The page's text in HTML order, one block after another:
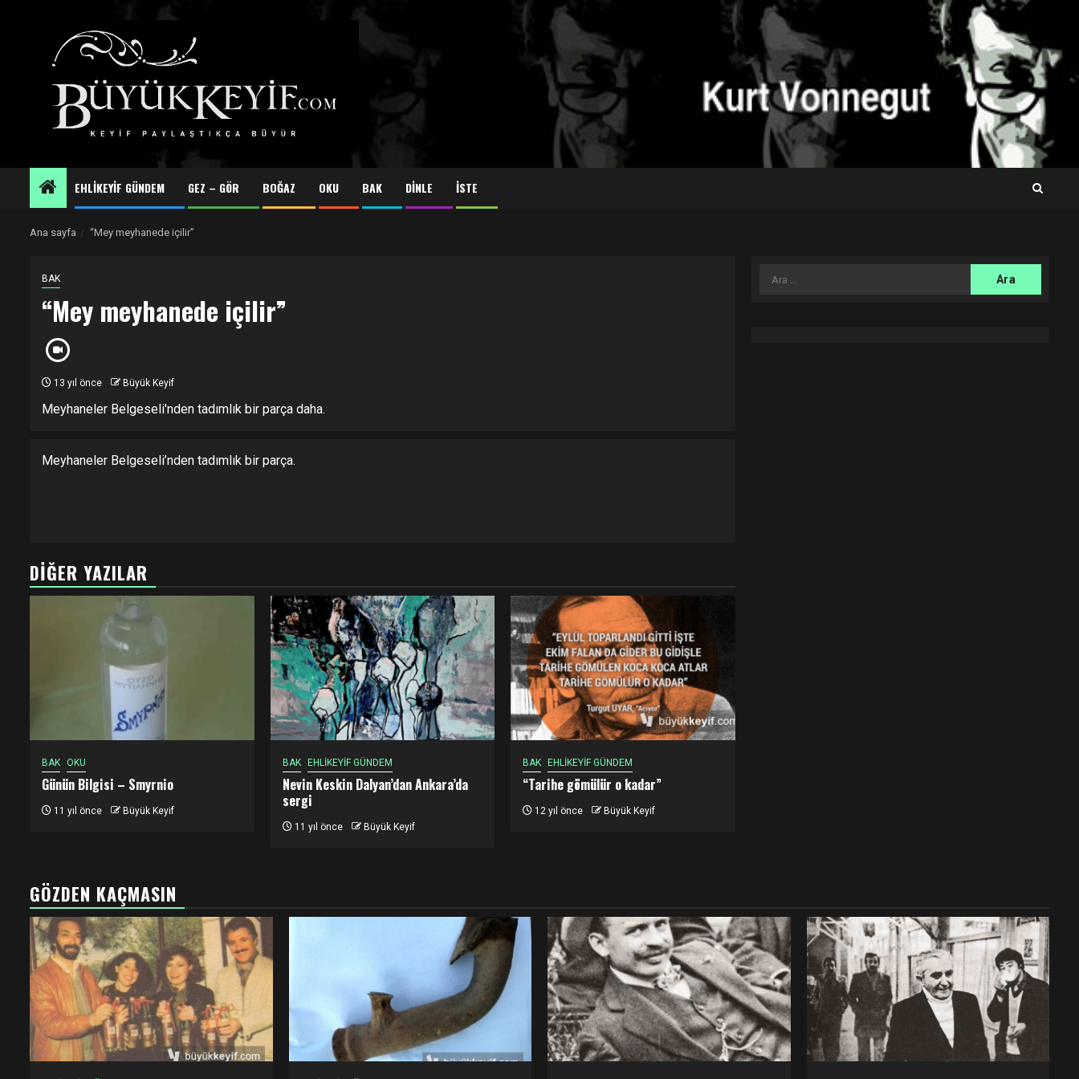
EHLİKEYİF GÜNDEM GEZ – GÖR BOĞAZ OKU BAK DİNLE İSTE
Ana sayfa “Mey meyhanede içilir”
BAK
“Mey meyhanede içilir”
13 yıl önce Büyük Keyif
Meyhaneler Belgeseli'nden tadımlık bir parça daha.
Meyhaneler Belgeseli’nden tadımlık bir parça.
DIĞER YAZILAR
BAK OKU
Günün Bilgisi – Smyrnio
11 yıl önce Büyük Keyif
BAK EHLİKEYİF GÜNDEM
Nevin Keskin Dalyan’dan Ankara’da
sergi
11 yıl önce Büyük Keyif
BAK EHLİKEYİF GÜNDEM
“Tarihe gömülür o kadar”
12 yıl önce Büyük Keyif
Arama:
GÖZDEN KAÇMASIN